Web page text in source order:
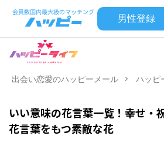
男性登録
出会い恋愛のハッピーメール ハッピ
いい意味の花言葉一覧！幸せ・
花言葉をもつ素敵な花